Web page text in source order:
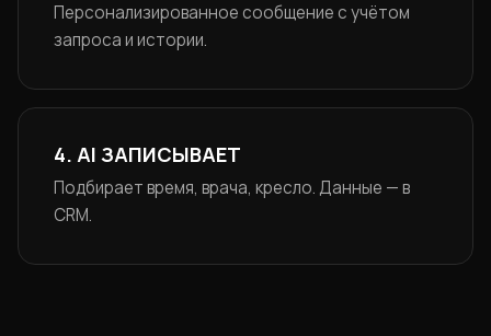
Персонализированное сообщение с учётом
запроса и истории.
4. AI ЗАПИСЫВАЕТ
Подбирает время, врача, кресло. Данные — в
CRM.